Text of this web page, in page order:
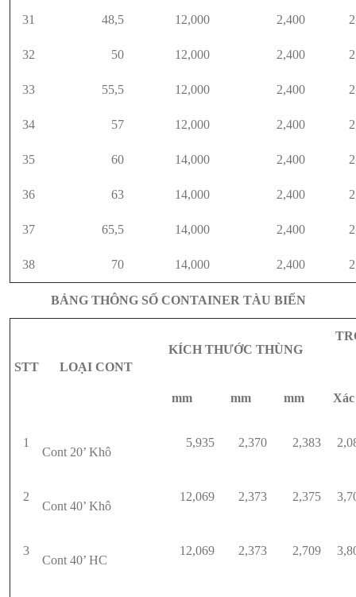
31 48,5 12,000 2,400
32 50 12,000 2,400
33 55,5 12,000 2,400
34 57 12,000 2,400
35 60 14,000 2,400
36 63 14,000 2,400
37 65,5 14,000 2,400
38 70 14,000 2,400
BẢNG THÔNG SỐ CONTAINER TÀU BIỂN
STT LOẠI CONT
KÍCH THƯỚC THÙNG
mm mm mm Xác
1
Cont 20’ Khô
5,935 2,370 2,383
2
Cont 40’ Khô
12,069 2,373 2,375
3
Cont 40’ HC
12,069 2,373 2,709